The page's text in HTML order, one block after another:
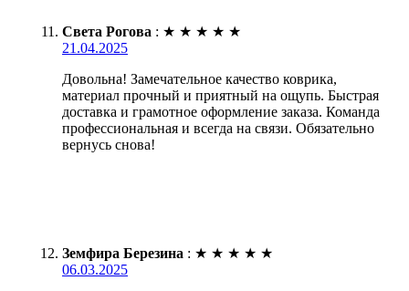
Света Рогова : ★ ★ ★ ★ ★
21.04.2025
Довольна! Замечательное качество коврика,
материал прочный и приятный на ощупь. Быстрая
доставка и грамотное оформление заказа. Команда
профессиональная и всегда на связи. Обязательно
вернусь снова!
Земфира Березина : ★ ★ ★ ★ ★
06.03.2025